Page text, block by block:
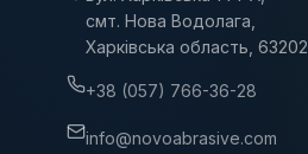
смт. Нова Водолага,
Харківська область, 63202
+38 (057) 766-36-28
info@novoabrasive.com